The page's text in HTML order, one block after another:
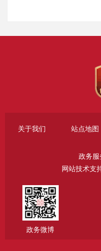
开工作，及时
能够及时了解政
式。本街道
个版面、44万份
公众号推文
万。街道重点
46篇、市级媒体
关于我们 站点地图
政务服
网站技术支
政务微博